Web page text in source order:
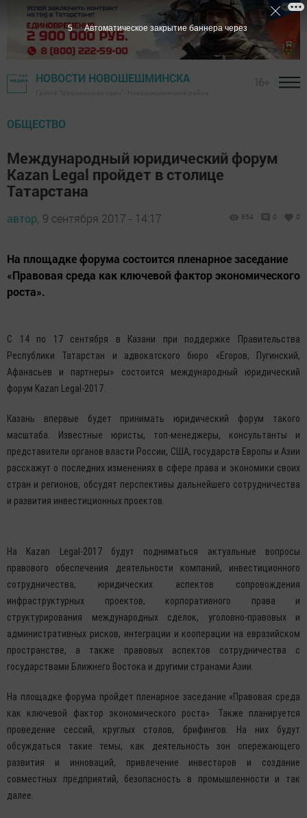
НОВОСТИ НОВОШЕШМИНСКА
ОБЩЕСТВО
Международный юридический форум
Kazan Legal пройдет в столице
Татарстана
автор, 9 сентября 2017 - 14:17 854 0 0
На площадке форума состоится пленарное заседание
«Правовая среда как ключевой фактор экономического
роста».
С 14 по 17 сентября в Казани при поддержке Правительства
Республики Татарстан и адвокатского бюро «Егоров, Пугинский,
Афанасьев и партнеры» состоится международный юридический
форум Kazan Legal-2017.
Казань впервые будет принимать юридический форум такого
масштаба. Известные юристы, топ-менеджеры, консультанты и
представители органов власти России, США, государств Европы и Азии
расскажут о последних изменениях в сфере права и экономики своих
стран и регионов, обсудят перспективы дальнейшего сотрудничества
и развития инвестиционных проектов.
На Kazan Legal-2017 будут подниматься актуальные вопросы
правового обеспечения деятельности компаний, инвестиционного
сотрудничества, юридических аспектов сопровождения
инфраструктурных проектов, корпоративного права и
структурирования международных сделок, уголовно-правовых и
административных рисков, интеграции и кооперации на евразийском
пространстве, а также правовых аспектов сотрудничества с
государствами Ближнего Востока и другими странами Азии.
На площадке форума пройдет пленарное заседание «Правовая среда
как ключевой фактор экономического роста». Также планируется
проведение сессий, круглых столов, брифингов. На них будут
обсуждаться такие темы, как деятельность зон опережающего
развития и инноваций, привлечение инвесторов и создание
совместных предприятий, безопасность в промышленности и так
далее.
4 Автоматическое закрытие баннера через